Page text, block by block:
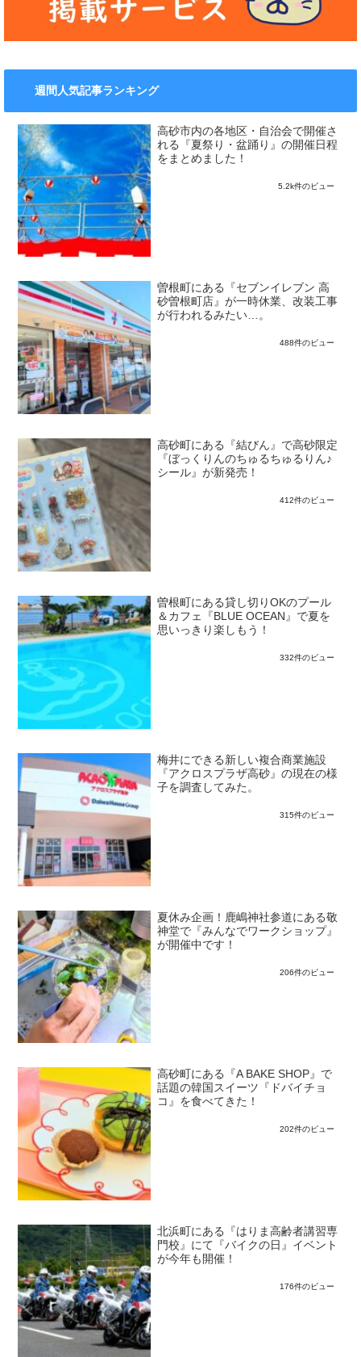
週間人気記事ランキング
高砂市内の各地区・自治会で開催さ
れる『夏祭り・盆踊り』の開催日程
をまとめました！
5.2k件のビュー
曽根町にある『セブンイレブン 高
砂曽根町店』が一時休業、改装工事
が行われるみたい…。
488件のビュー
高砂町にある『結びん』で高砂限定
『ぼっくりんのちゅるちゅるりん♪
シール』が新発売！
412件のビュー
曽根町にある貸し切りOKのプール
＆カフェ『BLUE OCEAN』で夏を
思いっきり楽しもう！
332件のビュー
梅井にできる新しい複合商業施設
『アクロスプラザ高砂』の現在の様
子を調査してみた。
315件のビュー
夏休み企画！鹿嶋神社参道にある敬
神堂で『みんなでワークショップ』
が開催中です！
206件のビュー
高砂町にある『A BAKE SHOP』で
話題の韓国スイーツ『ドバイチョ
コ』を食べてきた！
202件のビュー
北浜町にある『はりま高齢者講習専
門校』にて『バイクの日』イベント
が今年も開催！
176件のビュー